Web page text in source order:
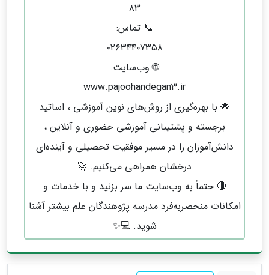
۸۳
📞 تماس:
۰۲۶۳۴۴۰۷۳۵۸
🌐 وب‌سایت:
www.pajoohandegan3.ir
🌟 با بهره‌گیری از روش‌های نوین آموزشی ، اساتید
برجسته و پشتیبانی آموزشی حضوری و آنلاین ،
دانش‌آموزان را در مسیر موفقیت تحصیلی و آینده‌ای
درخشان همراهی می‌کنیم. 🚀
🔴 حتماً به وب‌سایت ما سر بزنید و با خدمات و
امکانات منحصربه‌فرد مدرسه پژوهندگان علم بیشتر آشنا
شوید. 💻✨